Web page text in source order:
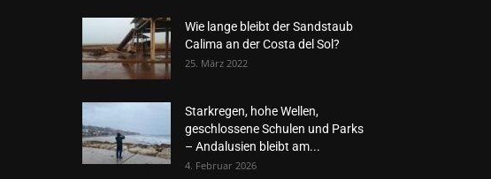
Wie lange bleibt der Sandstaub
Calima an der Costa del Sol?
25. März 2022
Starkregen, hohe Wellen,
geschlossene Schulen und Parks
– Andalusien bleibt am...
4. Februar 2026